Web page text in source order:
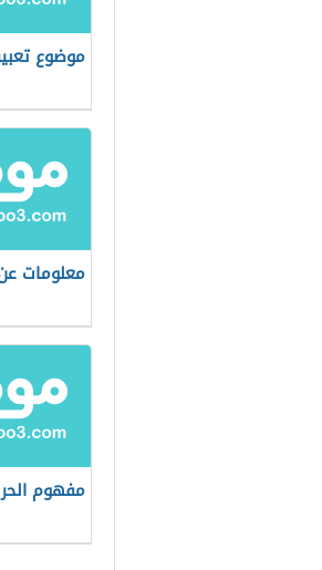
موضوع
معلومات
مفهوم